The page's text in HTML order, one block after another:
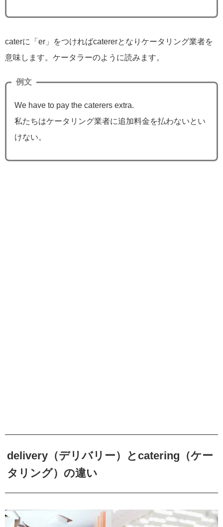
caterに「er」をつければcatererとなりケータリング業者を
意味します。ケータラーのように読みます。
例文
We have to pay the caterers extra.
私たちはケータリング業者に追加料金を払わないとい
けない。
delivery（デリバリー）とcatering（ケー
タリング）の違い